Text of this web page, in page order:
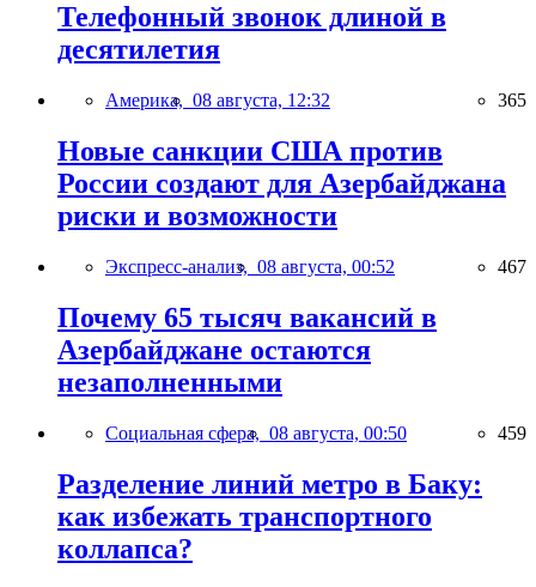
Телефонный звонок длиной в
десятилетия
Америка, 08 августа, 12:32 365
Новые санкции США против
России создают для Азербайджана
риски и возможности
Экспресс-анализ, 08 августа, 00:52 467
Почему 65 тысяч вакансий в
Азербайджане остаются
незаполненными
Социальная сфера, 08 августа, 00:50 459
Разделение линий метро в Баку:
как избежать транспортного
коллапса?